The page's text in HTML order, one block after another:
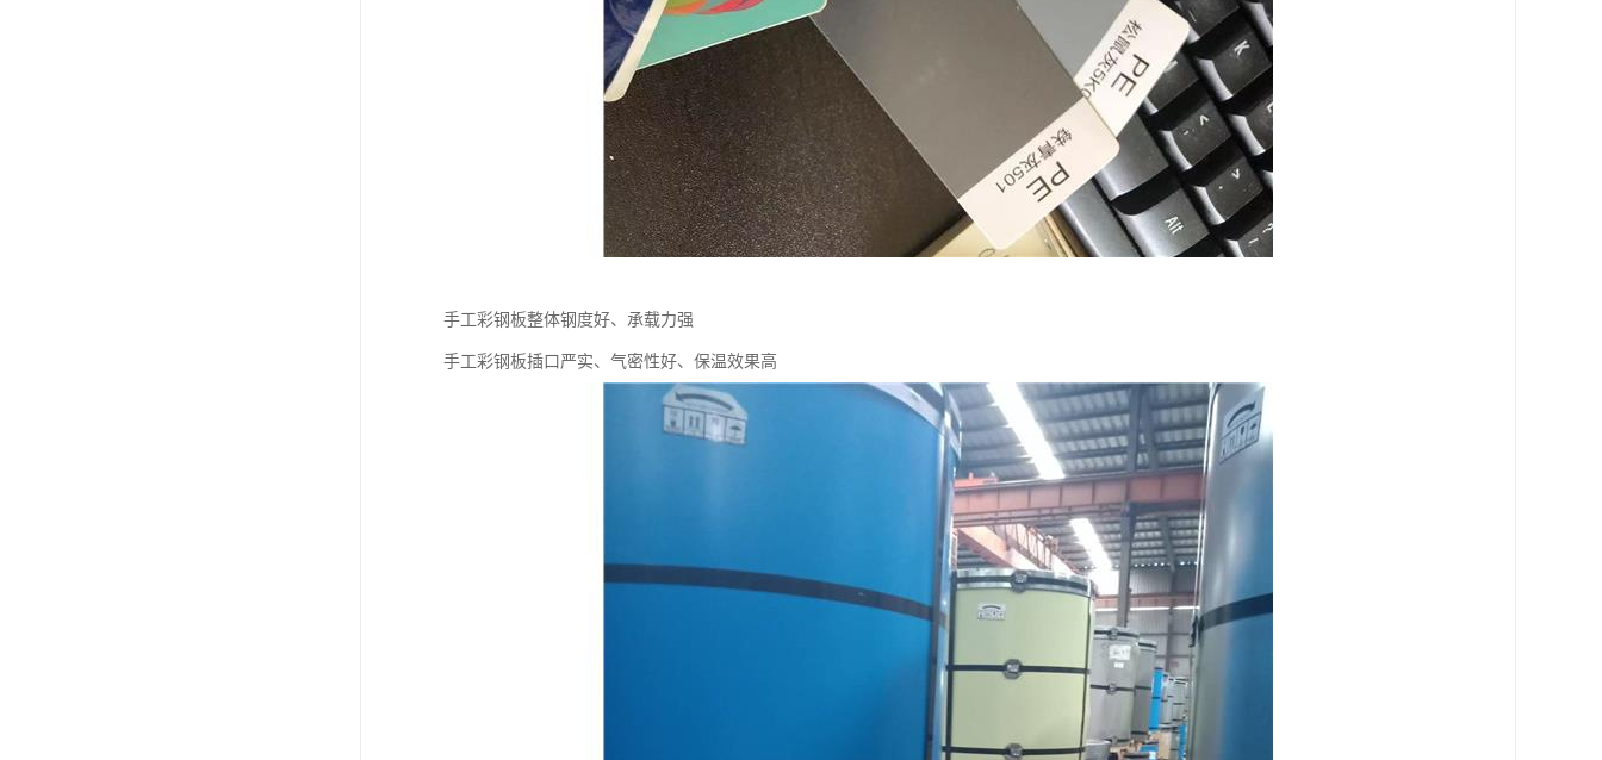
手工彩钢板整体钢度好、承载力强
手工彩钢板插口严实、气密性好、保温效果高